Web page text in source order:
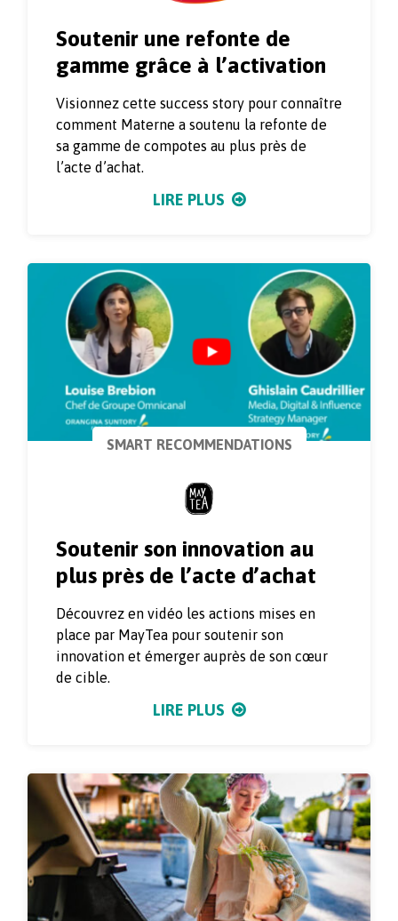
Soutenir une refonte de
gamme grâce à l’activation
Visionnez cette success story pour connaître
comment Materne a soutenu la refonte de
sa gamme de compotes au plus près de
l’acte d’achat.
LIRE PLUS
SMART RECOMMENDATIONS
Soutenir son innovation au
plus près de l’acte d’achat
Découvrez en vidéo les actions mises en
place par MayTea pour soutenir son
innovation et émerger auprès de son cœur
de cible.
LIRE PLUS